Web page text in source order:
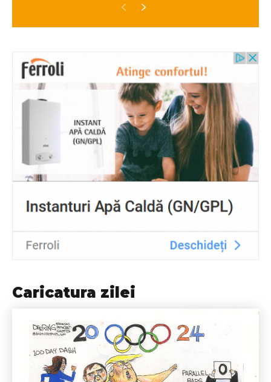
Caricatura zilei